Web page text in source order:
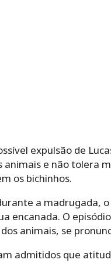
expulsão de
e não tolera
os bichinhos.
a madrugada,
encanada. O
animais, se
admitidos que